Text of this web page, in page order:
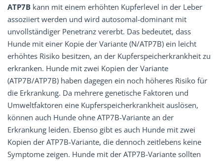
ATP7B kann mit einem erhöhten Kupferlevel in der Leber
assoziiert werden und wird autosomal-dominant mit
unvollständiger Penetranz vererbt. Das bedeutet, dass
Hunde mit einer Kopie der Variante (N/ATP7B) ein leicht
erhöhtes Risiko besitzen, an der Kupferspeicherkrankheit zu
erkranken. Hunde mit zwei Kopien der Variante
(ATP7B/ATP7B) haben dagegen ein noch höheres Risiko für
die Erkrankung. Da mehrere genetische Faktoren und
Umweltfaktoren eine Kupferspeicherkrankheit auslösen,
können auch Hunde ohne ATP7B-Variante an der
Erkrankung leiden. Ebenso gibt es auch Hunde mit zwei
Kopien der ATP7B-Variante, die dennoch zeitlebens keine
Symptome zeigen. Hunde mit der ATP7B-Variante sollten